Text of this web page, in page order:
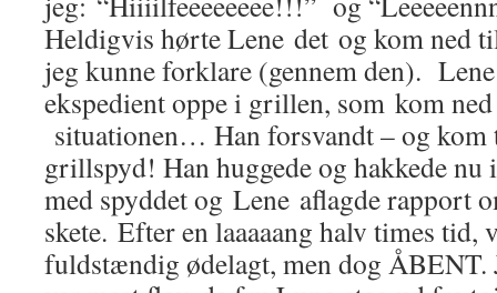
Heldigvis hørte Lene det og kom ned
jeg kunne forklare (gennem den).
ekspedient oppe i grillen, som kom
situationen… Han forsvandt – og kom
grillspyd! Han huggede og hakkede nu
med spyddet og Lene aflagde rapport
skete. Efter en laaaaang halv times tid,
fuldstændig ødelagt, men dog ÅBENT.